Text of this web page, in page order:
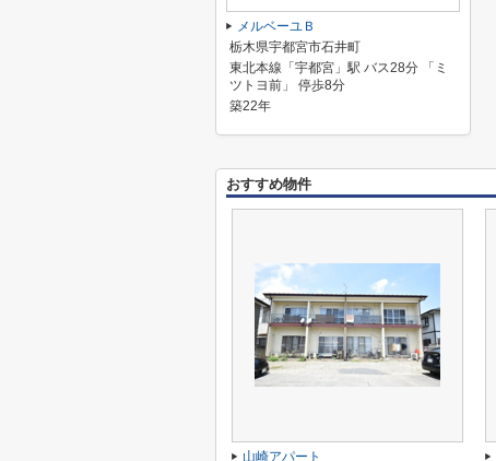
メルベーユＢ
栃木県宇都宮市石井町
東北本線「宇都宮」駅 バス28分 「ミ
ツトヨ前」 停歩8分
築22年
おすすめ物件
山崎アパート